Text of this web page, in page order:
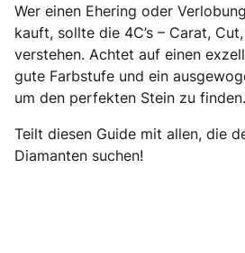
Wer einen Ehering oder
kauft, sollte die 4C’s – Carat,
verstehen. Achtet auf einen
gute Farbstufe und ein
um den perfekten Stein zu finden.
Teilt diesen Guide mit allen, die
Diamanten suchen!